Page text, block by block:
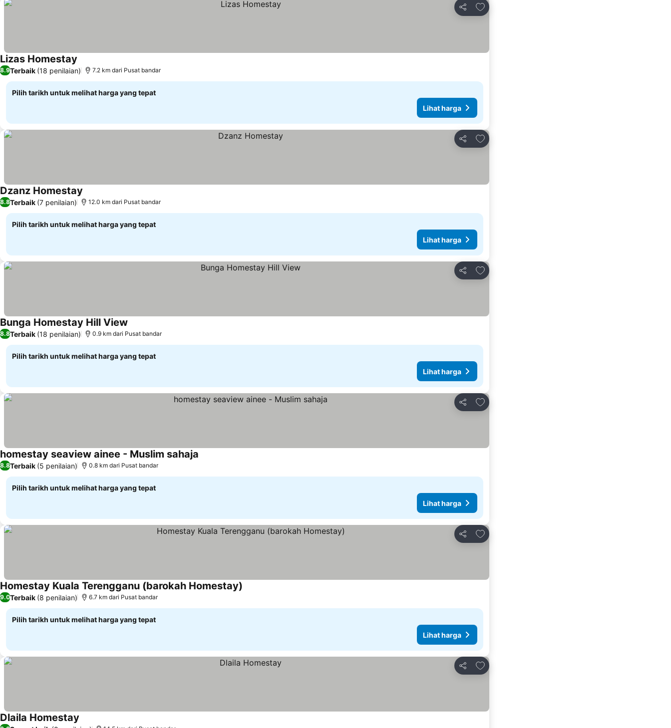
Kongsi
Tambah ke favorit
Lizas Homestay Lihat harga
8.9Terbaik (18 penilaian) 7.2 km dari Pusat bandar
Pilih tarikh untuk melihat harga yang tepat
Lihat harga
Kongsi
Tambah ke favorit
Dzanz HomestayLihat harga
8.8Terbaik (7 penilaian) 12.0 km dari Pusat bandar
Pilih tarikh untuk melihat harga yang tepat
Lihat harga
Kongsi
Tambah ke favorit
Bunga Homestay Hill View
8.8Terbaik (18 penilaian) 0.9 km dari Pusat bandar
Pilih tarikh untuk melihat harga yang tepat
Lihat harga
Kongsi
Tambah ke favorit
homestay seaview ainee - Muslim sahaja
8.8Terbaik (5 penilaian) 0.8 km dari Pusat bandar
Pilih tarikh untuk melihat harga yang tepat
Lihat harga
Kongsi
Tambah ke favorit
Homestay Kuala Terengganu (barokah Homestay)
9.0Terbaik (8 penilaian) 6.7 km dari Pusat bandar
Pilih tarikh untuk melihat harga yang tepat
Lihat harga
Kongsi
Tambah ke favorit
Dlaila Homestay Lihat harga